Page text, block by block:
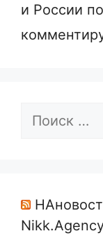
и России
Поиск: